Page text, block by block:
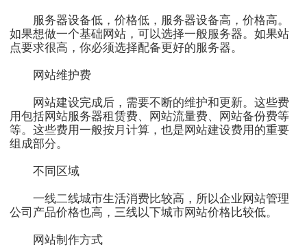
服务器设备低，价格低，服务器设备高，价格高。
如果想做一个基础网站，可以选择一般服务器。如果站
点要求很高，你必须选择配备更好的服务器。
网站维护费
网站建设完成后，需要不断的维护和更新。这些费
用包括网站服务器租赁费、网站流量费、网站备份费等
等。这些费用一般按月计算，也是网站建设费用的重要
组成部分。
不同区域
一线二线城市生活消费比较高，所以企业网站管理
公司产品价格也高，三线以下城市网站价格比较低。
网站制作方式